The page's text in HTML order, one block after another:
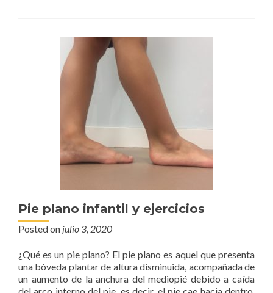
Pie plano infantil y ejercicios
Posted on julio 3, 2020
¿Qué es un pie plano? El pie plano es aquel que presenta
una bóveda plantar de altura disminuida, acompañada de
un aumento de la anchura del mediopié debido a caída